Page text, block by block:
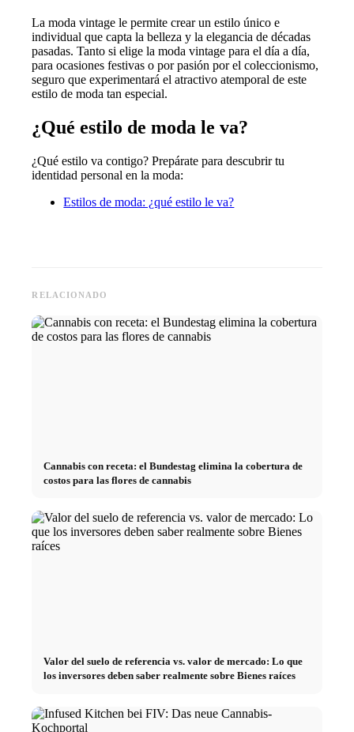
La moda vintage le permite crear un estilo único e
individual que capta la belleza y la elegancia de décadas
pasadas. Tanto si elige la moda vintage para el día a día,
para ocasiones festivas o por pasión por el coleccionismo,
seguro que experimentará el atractivo atemporal de este
estilo de moda tan especial.
¿Qué estilo de moda le va?
¿Qué estilo va contigo? Prepárate para descubrir tu
identidad personal en la moda:
Estilos de moda: ¿qué estilo le va?
RELACIONADO
Cannabis con receta: el Bundestag elimina la cobertura de
costos para las flores de cannabis
Valor del suelo de referencia vs. valor de mercado: Lo que
los inversores deben saber realmente sobre Bienes raíces